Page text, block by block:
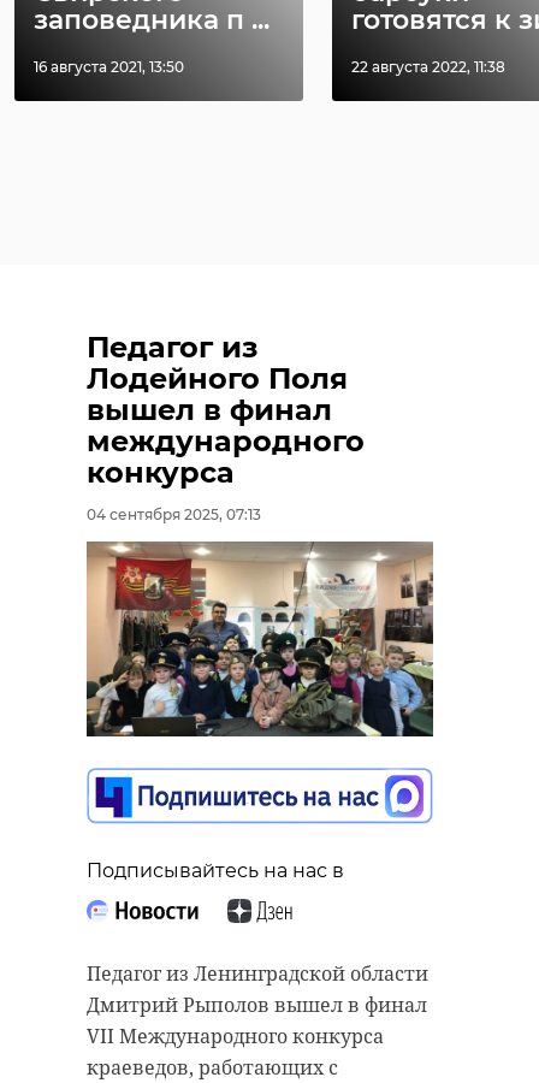
заповедника п ...
16 августа 2021, 13:50
готовятся к
22 августа 2022, 11:38
Педагог из
Лодейного Поля
вышел в финал
международного
конкурса
04 сентября 2025, 07:13
Подписывайтесь на нас в
Педагог из Ленинградской области
Дмитрий Рыполов вышел в финал
VII Международного конкурса
краеведов, работающих с